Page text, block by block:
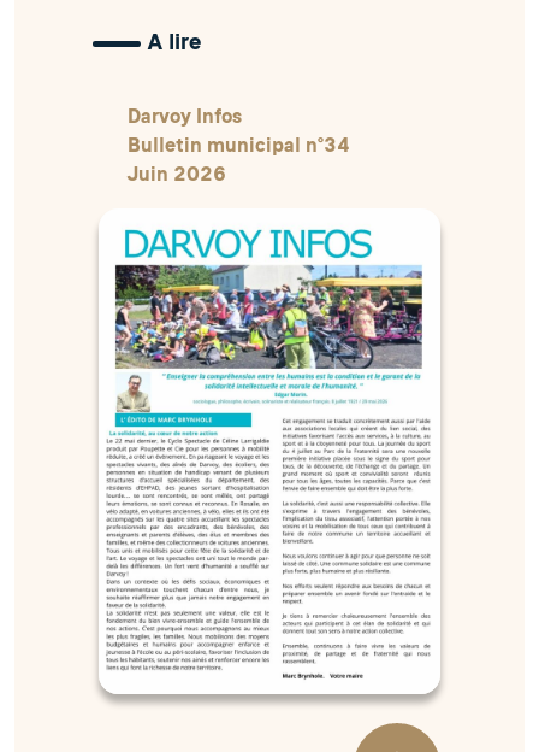
A lire
Darvoy Infos
Bulletin municipal n°34
Juin 2026